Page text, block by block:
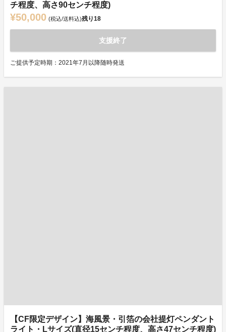
チ程度、高さ90センチ程度)
¥50,000 (税込/送料込)残り18
支援終了
ご提供予定時期：2021年7月以降随時発送
【CF限定デザイン】海風景・引箔の会社提灯ペンダント
ライト・Lサイズ(直径15センチ程度、高さ47センチ程度)